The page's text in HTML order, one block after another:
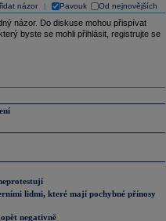
názor Pavouk Od nejnovějších
názor. Do diskuse mohou přispívat
byste se mohli přihlásit, registrujte se
lidmi, které mají pochybné přínosy
negativně